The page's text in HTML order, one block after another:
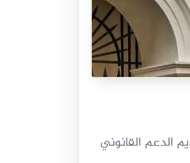
الدعم القانوني